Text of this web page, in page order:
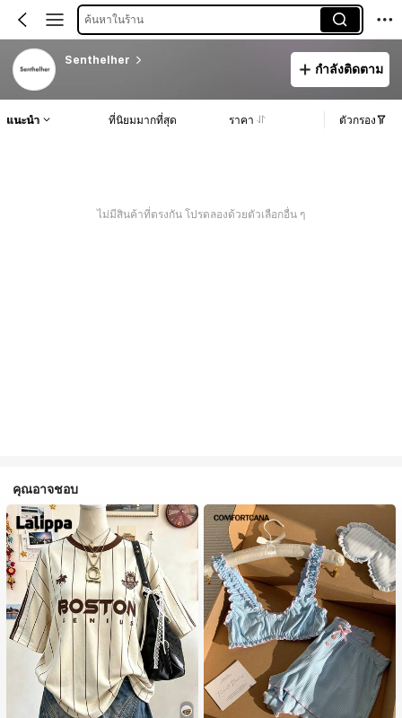
ค้นหาในร้าน
Senthelher
กำลังติดตาม
แนะนำ ที่นิยมมากที่สุด ราคา ตัวกรอง
ไม่มีสินค้าที่ตรงกัน โปรดลองด้วยตัวเลือกอื่น ๆ
คุณอาจชอบ